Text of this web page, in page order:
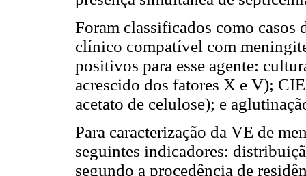
Foram classificados como
clínico compatível com
positivos para esse agente:
acrescido dos fatores X e V);
acetato de celulose); e
Para caracterização da VE de
seguintes indicadores:
segundo a procedência de